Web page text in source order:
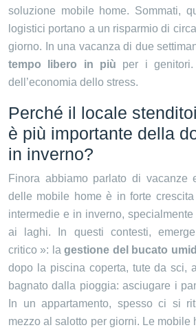
soluzione mobile home. Sommati,
logistici portano a un risparmio di
giorno. In una vacanza di due
tempo libero in più per i genitori.
dell’economia dello stress.
Perché il locale
è più importante della
in inverno?
Finora abbiamo parlato di vacanze
delle mobile home è in forte
intermedie e in inverno,
ai laghi. In questi contesti,
critico »: lagestione del bucato
dopo la piscina coperta, tute da sci,
bagnato dalla pioggia: asciugare i
In un appartamento, spesso ci si
mezzo al salotto per giorni. Le mobile